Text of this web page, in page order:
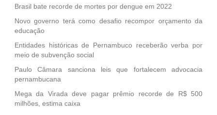
Brasil bate recorde de mortes por dengue em 2022
Novo governo terá como desafio recompor orçamento da
educação
Entidades históricas de Pernambuco receberão verba por
meio de subvenção social
Paulo Câmara sanciona leis que fortalecem advocacia
pernambucana
Mega da Virada deve pagar prêmio recorde de R$ 500
milhões, estima caixa